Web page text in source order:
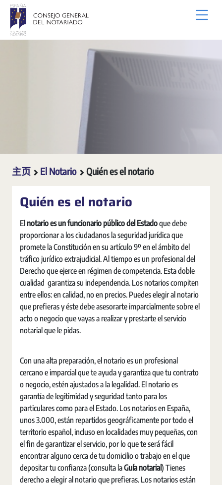
跳转到主内容
主页 El Notario Quién es el notario
Quién es el notario
El notario es un funcionario público del Estadoque debe
proporcionar a los ciudadanos la seguridad jurídica que
promete la Constitución en su artículo 9º en el ámbito del
tráfico jurídico extrajudicial. Al tiempo es un profesional del
Derecho que ejerce en régimen de competencia. Esta doble
cualidad garantiza su independencia. Los notarios compiten
entre ellos: en calidad, no en precios. Puedes elegir al notario
que prefieras y éste debe asesorarte imparcialmente sobre el
acto o negocio que vayas a realizar y prestarte el servicio
notarial que le pidas.
Con una alta preparación, el notario es un profesional
cercano e imparcial que te ayuda y garantiza que tu contrato
o negocio, estén ajustados a la legalidad. El notario es
garantía de legitimidad y seguridad tanto para los
particulares como para el Estado. Los notarios en España,
unos 3.000, están repartidos geográficamente por todo el
territorio español, incluso en localidades muy pequeñas, con
el fin de garantizar el servicio, por lo que te será fácil
encontrar alguno cerca de tu domicilio o trabajo en el que
depositar tu confianza (consulta laGuía notarial) Tienes
derecho a elegir al notario que prefieras. Los notarios están